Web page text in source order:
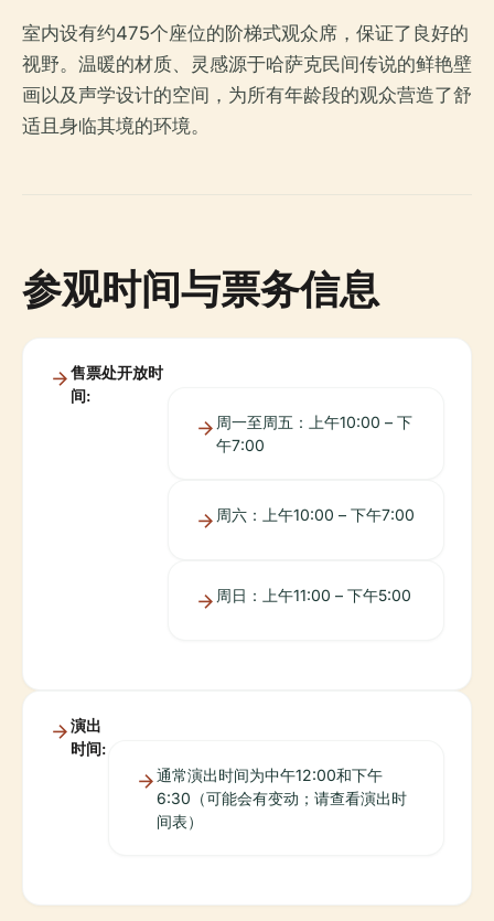
室内设有约475个座位的阶梯式观众席，保证了良好的
视野。温暖的材质、灵感源于哈萨克民间传说的鲜艳壁
画以及声学设计的空间，为所有年龄段的观众营造了舒
适且身临其境的环境。
参观时间与票务信息
售票处开放时
间:
周一至周五：上午10:00 – 下
午7:00
周六：上午10:00 – 下午7:00
周日：上午11:00 – 下午5:00
演出
时间:
通常演出时间为中午12:00和下午
6:30（可能会有变动；请查看演出时
间表）